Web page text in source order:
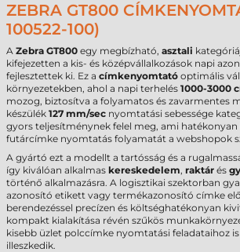
ZEBRA GT800
100522-100)
A Zebra GT800 egy megbízható, asztali
kifejezetten a kis- és középvállalkozások napi
fejlesztettek ki. Ez a címkenyomtató optimális
környezetekben, ahol a napi terhelés 1000-3000
mozog, biztosítva a folyamatos és zavarmentes
készülék 127 mm/sec nyomtatási sebessége
gyors teljesítménynek felel meg, ami
futárcímke nyomtatás folyamatát a webshopok
A gyártó ezt a modellt a tartósság és a
így kiválóan alkalmas kereskedelem, raktár és
történő alkalmazásra. A logisztikai szektorban
azonosító etikett vagy termékazonosító címke
berendezéssel precízen és költséghatékonyan
kompakt kialakítása révén szűkös
kisebb üzlet polccímke nyomtatási feladataihoz
illeszkedik.